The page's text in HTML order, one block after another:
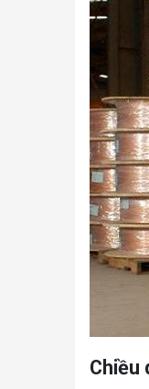
Chiều